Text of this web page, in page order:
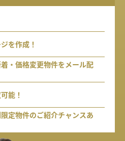
を作成！
・価格変更物件をメール配
能！
定物件のご紹介チャンスあ